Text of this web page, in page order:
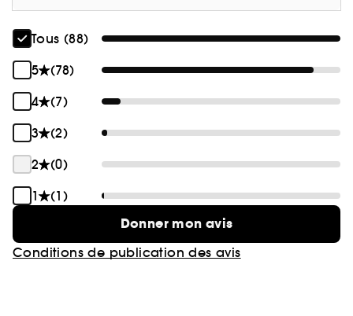
Tous (88)
5
(78)
4
(7)
3
(2)
2
(0)
1
(1)
Donner mon avis
Conditions de publication des avis